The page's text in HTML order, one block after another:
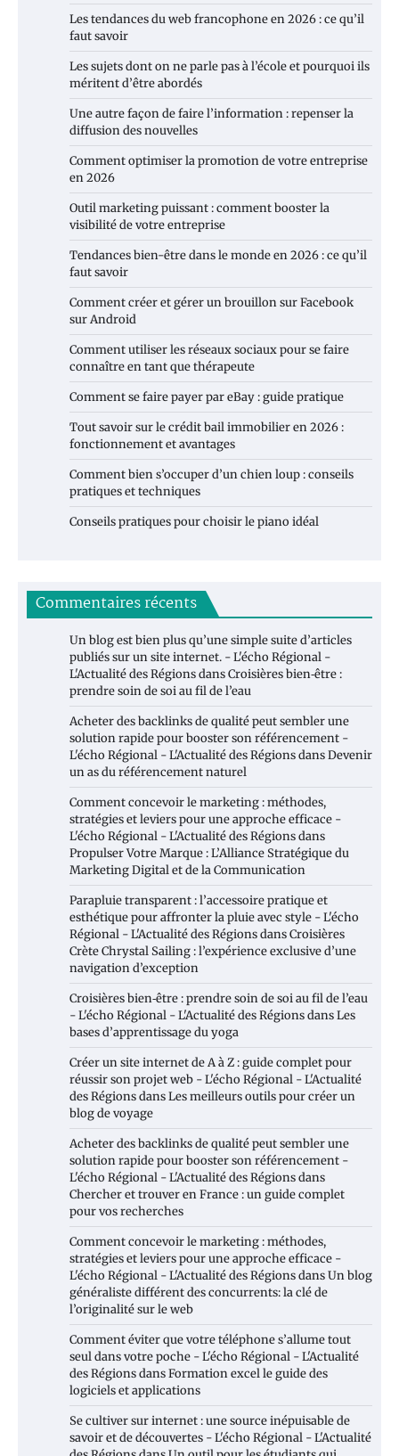
Les tendances du web francophone en 2026 : ce qu’il
faut savoir
Les sujets dont on ne parle pas à l’école et pourquoi ils
méritent d’être abordés
Une autre façon de faire l’information : repenser la
diffusion des nouvelles
Comment optimiser la promotion de votre entreprise
en 2026
Outil marketing puissant : comment booster la
visibilité de votre entreprise
Tendances bien-être dans le monde en 2026 : ce qu’il
faut savoir
Comment créer et gérer un brouillon sur Facebook
sur Android
Comment utiliser les réseaux sociaux pour se faire
connaître en tant que thérapeute
Comment se faire payer par eBay : guide pratique
Tout savoir sur le crédit bail immobilier en 2026 :
fonctionnement et avantages
Comment bien s’occuper d’un chien loup : conseils
pratiques et techniques
Conseils pratiques pour choisir le piano idéal
Commentaires récents
Un blog est bien plus qu’une simple suite d’articles
publiés sur un site internet. - L'écho Régional -
L'Actualité des RégionsdansCroisières bien‑être :
prendre soin de soi au fil de l’eau
Acheter des backlinks de qualité peut sembler une
solution rapide pour booster son référencement -
L'écho Régional - L'Actualité des RégionsdansDevenir
un as du référencement naturel
Comment concevoir le marketing : méthodes,
stratégies et leviers pour une approche efficace -
L'écho Régional - L'Actualité des Régionsdans
Propulser Votre Marque : L’Alliance Stratégique du
Marketing Digital et de la Communication
Parapluie transparent : l’accessoire pratique et
esthétique pour affronter la pluie avec style - L'écho
Régional - L'Actualité des RégionsdansCroisières
Crète Chrystal Sailing : l’expérience exclusive d’une
navigation d’exception
Croisières bien‑être : prendre soin de soi au fil de l’eau
- L'écho Régional - L'Actualité des RégionsdansLes
bases d’apprentissage du yoga
Créer un site internet de A à Z : guide complet pour
réussir son projet web - L'écho Régional - L'Actualité
des RégionsdansLes meilleurs outils pour créer un
blog de voyage
Acheter des backlinks de qualité peut sembler une
solution rapide pour booster son référencement -
L'écho Régional - L'Actualité des Régionsdans
Chercher et trouver en France : un guide complet
pour vos recherches
Comment concevoir le marketing : méthodes,
stratégies et leviers pour une approche efficace -
L'écho Régional - L'Actualité des RégionsdansUn blog
généraliste différent des concurrents: la clé de
l’originalité sur le web
Comment éviter que votre téléphone s’allume tout
seul dans votre poche - L'écho Régional - L'Actualité
des RégionsdansFormation excel le guide des
logiciels et applications
Se cultiver sur internet : une source inépuisable de
savoir et de découvertes - L'écho Régional - L'Actualité